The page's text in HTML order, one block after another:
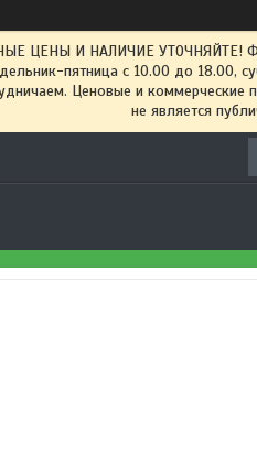
ЦЕНЫ И НАЛИЧИЕ УТОЧНЯЙТЕ!
пятница с 10.00 до
Ценовые и
не является